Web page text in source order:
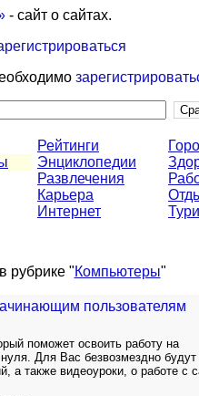
- сайт о сайтах.
Рейтинги
Энциклопедии
Развлечения
Карьера
Интернет
рубрике "Компьютеры"
пользователям
поможет освоить работу на
Для Вас безвозмездно будут
а также видеоуроки, о работе с